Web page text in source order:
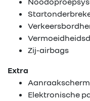
Zij-airbags
Extra
Aanraakscherm
Elektronische